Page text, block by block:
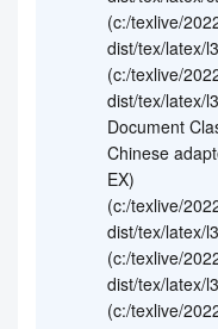
(c:/texlive/
dist/tex/latex/
(c:/texlive/
dist/tex/latex/
Document
Chinese
EX)
(c:/texlive/
dist/tex/latex/
(c:/texlive/
dist/tex/latex/
(c:/texlive/